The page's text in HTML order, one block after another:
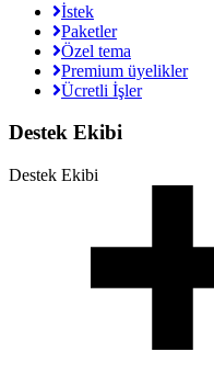
İstek
Paketler
Özel tema
Premium üyelikler
Ücretli İşler
Destek Ekibi
Destek Ekibi